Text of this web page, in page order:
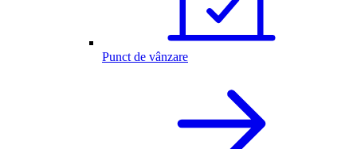
Punct de vânzare